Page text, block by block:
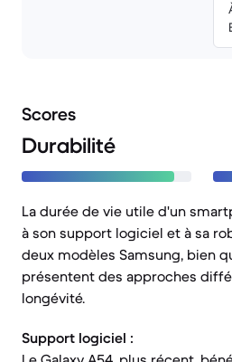
Scores
Durabilité
La durée de vie utile d'un
à son support logiciel et à sa
deux modèles Samsung, bien
présentent des approches
longévité.
Support logiciel :